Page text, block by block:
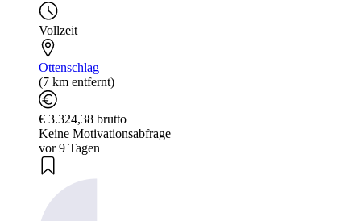
Vollzeit
Ottenschlag
(7 km entfernt)
€ 3.324,38 brutto
Keine Motivationsabfrage
vor 9 Tagen